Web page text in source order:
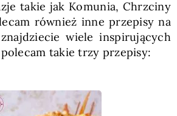
takie jak Komunia, Chrzciny
również inne przepisy na
wiele inspirujących
takie trzy przepisy: